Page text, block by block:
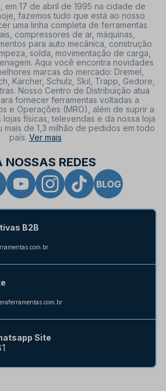
em 17 de abril de 1995 na cidade de
fazemos tudo que está ao nosso
uma linha completa de ferramentas
compressores de ar, máquinas,
para auto mecânica, construção
solda, movimentação de carga,
Aqui você encontra novidades
marcas do mercado: Dremel,
Kärcher, Schulz, Skil, Trapp, Gedore,
Nosso Centro de Distribuição atua
fornecer ferramentas voltadas a
e Operações (MRO), além de suprir a
físicas, televendas e da nossa loja
mais de 1,3 milhão de pedidos em todo
país. Ver mais
NOSSAS REDES
B2B
Site